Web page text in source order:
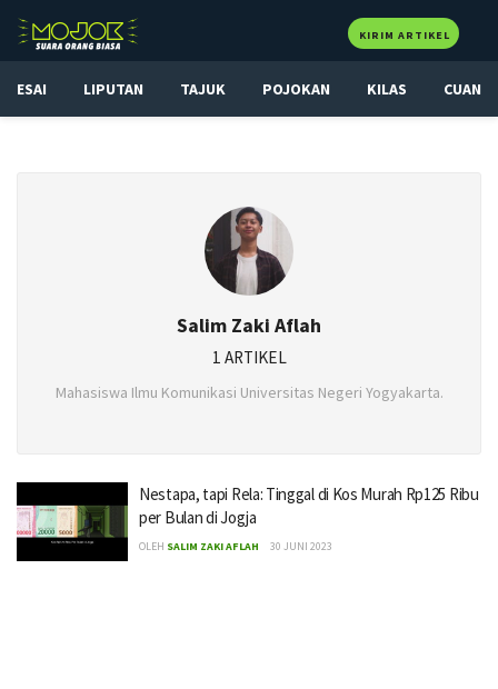
KIRIM ARTIKEL
ESAI LIPUTAN TAJUK POJOKAN KILAS CUAN
Salim Zaki Aflah
1 ARTIKEL
Mahasiswa Ilmu Komunikasi Universitas Negeri Yogyakarta.
Nestapa, tapi Rela: Tinggal di Kos Murah Rp125 Ribu
per Bulan di Jogja
OLEH SALIM ZAKI AFLAH 30 JUNI 2023